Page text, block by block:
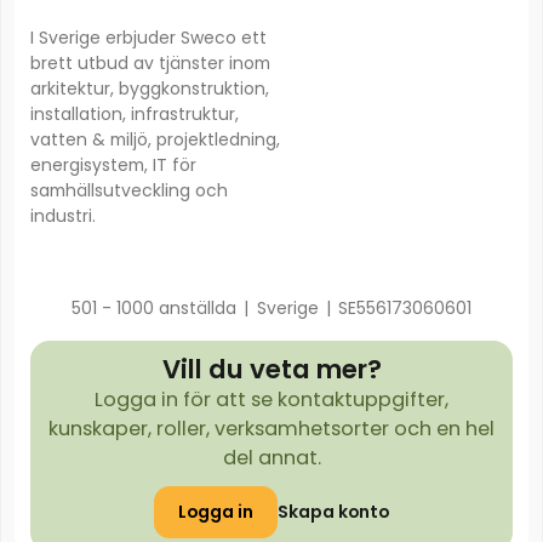
I Sverige erbjuder Sweco ett
brett utbud av tjänster inom
arkitektur, byggkonstruktion,
installation, infrastruktur,
vatten & miljö, projektledning,
energisystem, IT för
samhällsutveckling och
industri.
501 - 1000 anställda | Sverige | SE556173060601
Vill du veta mer?
Logga in för att se kontaktuppgifter,
kunskaper, roller, verksamhetsorter och en hel
del annat.
Logga in Skapa konto